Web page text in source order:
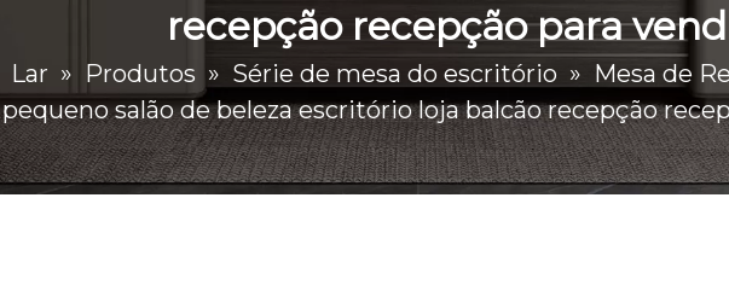
recepção recepção para
Lar » Produtos » Série de mesa do escritório » Mesa de
pequeno salão de beleza escritório loja balcão recepção